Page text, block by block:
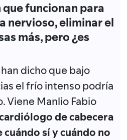
que funcionan para
nervioso, eliminar el
más, pero ¿es
dicho que bajo
el frío intenso podría
Viene Manlio Fabio
de cabecera
sí y cuándo no